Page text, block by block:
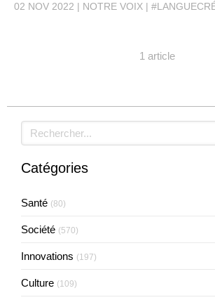
02 NOV 2022
NOTRE VOIX
1 article
Rechercher
Catégories
Santé (80)
Société (570)
Innovations (197)
Culture (109)